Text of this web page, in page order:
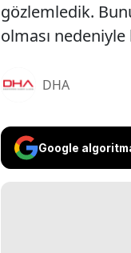
gözlemledik.
olması
DHA
Google